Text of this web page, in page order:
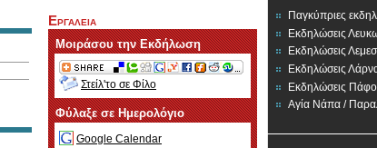
Εργαλεια
Μοιράσου την Εκδήλωση
Στείλ'το σε Φίλο
Φύλαξε σε Ημερολόγιο
Google Calendar
Παγκύπριες
Εκδηλώσεις
Εκδηλώσεις
Εκδηλώσεις
Εκδηλώσεις
Αγία Νάπα /